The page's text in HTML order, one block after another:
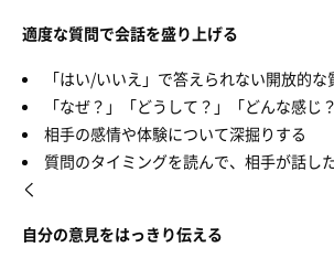
適度な質問で会話を盛り上げる
「はい/いいえ」で答えられない開放的な
「なぜ？」「どうして？」「どんな感じ
相手の感情や体験について深掘りする
質問のタイミングを読んで、相手が話し
く
自分の意見をはっきり伝える